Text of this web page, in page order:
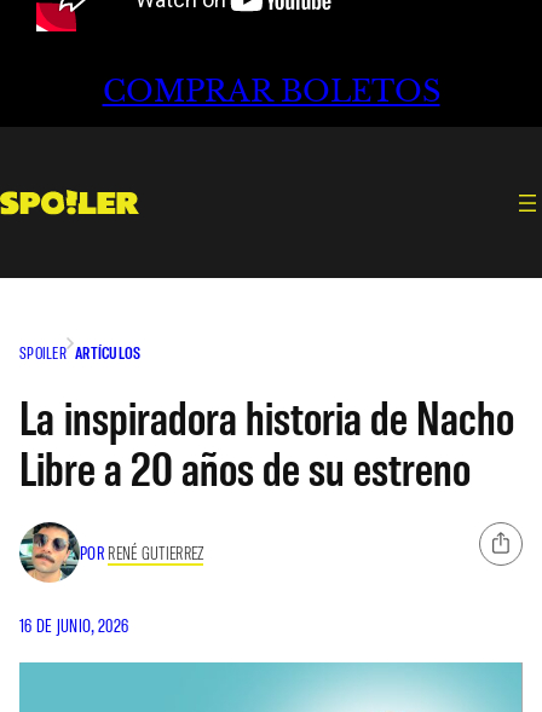
COMPRAR BOLETOS
SPOILER ARTÍCULOS
La inspiradora historia de Nacho
Libre a 20 años de su estreno
POR RENÉ GUTIERREZ
16 DE JUNIO, 2026